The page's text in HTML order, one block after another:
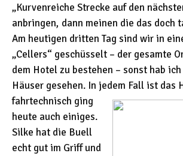
„Kurvenreiche Strecke auf den
anbringen, dann meinen die das doch
Am heutigen dritten Tag sind wir in
„Cellers“ geschüsselt – der gesamte
dem Hotel zu bestehen – sonst hab
Häuser gesehen. In jedem Fall ist das
fahrtechnisch ging
heute auch einiges.
Silke hat die Buell
echt gut im Griff und